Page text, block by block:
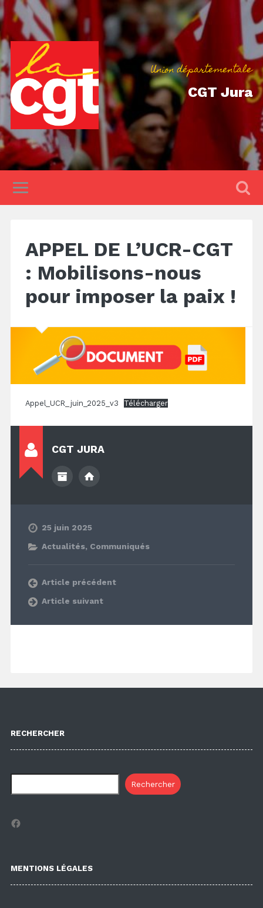
Union départementale
CGT Jura
APPEL DE L’UCR-CGT
: Mobilisons-nous
pour imposer la paix !
Appel_UCR_juin_2025_v3 Télécharger
CGT JURA
25 juin 2025
Actualités, Communiqués
Article précédent
Article suivant
RECHERCHER
Rechercher
Facebook
MENTIONS LÉGALES